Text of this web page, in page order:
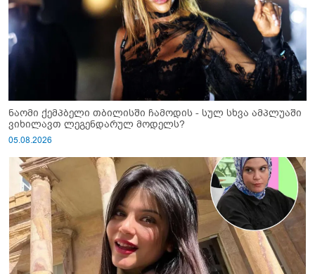
ნაომი ქემპბელი თბილისში ჩამოდის - სულ სხვა ამპლუაში
ვიხილავთ ლეგენდარულ მოდელს?
05.08.2026